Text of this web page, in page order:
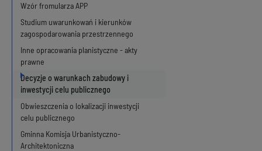
Wzór fromularza APP
Studium uwarunkowań i kierunków
zagospodarowania przestrzennego
Inne opracowania planistyczne - akty
prawne
Decyzje o warunkach zabudowy i
inwestycji celu publicznego
Obwieszczenia o lokalizacji inwestycji
celu publicznego
Gminna Komisja Urbanistyczno-
Architektoniczna